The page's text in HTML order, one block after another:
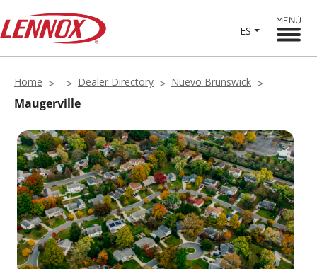
ES
MENÚ
Home Dealer Directory Nuevo Brunswick
Maugerville